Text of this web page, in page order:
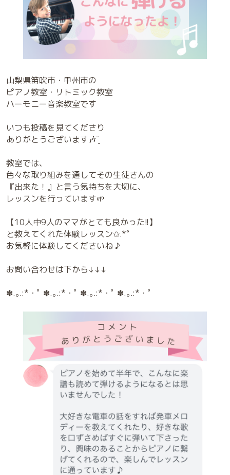
山梨県笛吹市・甲州市の
ピアノ教室・リトミック教室
ハーモニー音楽教室です
いつも投稿を見てくださり
ありがとうございます🎶¨̮
教室では、
色々な取り組みを通してその生徒さんの
『出来た！』と言う気持ちを大切に、
レッスンを行っています🌱
【10人中9人のママがとても良かった!!】
と教えてくれた体験レッスン✩.*˚
お気軽に体験してくださいね ♪
お問い合わせは下から↓↓↓
✽.｡.:*・ﾟ ✽.｡.:*・ﾟ ✽.｡.:*・ﾟ ✽.｡.:*・ﾟ